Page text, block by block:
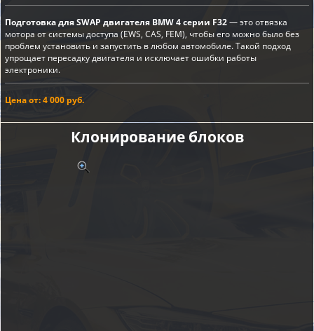
Подготовка для SWAP двигателя BMW 4 серии F32— это отвязка
мотора от системы доступа (EWS, CAS, FEM), чтобы его можно было без
проблем установить и запустить в любом автомобиле. Такой подход
упрощает пересадку двигателя и исключает ошибки работы
электроники.
Цена от: 4 000 руб.
Клонирование блоков